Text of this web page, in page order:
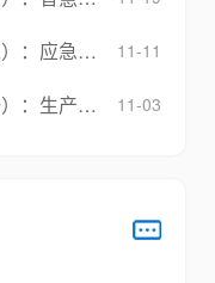
11-11
B”准备好了吗？
11-03
守护你的每一天